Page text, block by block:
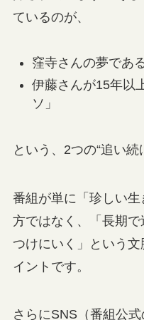
ているのが、
窪寺さんの夢であ
伊藤さんが15年以
ソ」
という、2つの“追い続
番組が単に「珍しい
方ではなく、「長期
つけにいく」という
イントです。
さらにSNS（番組公